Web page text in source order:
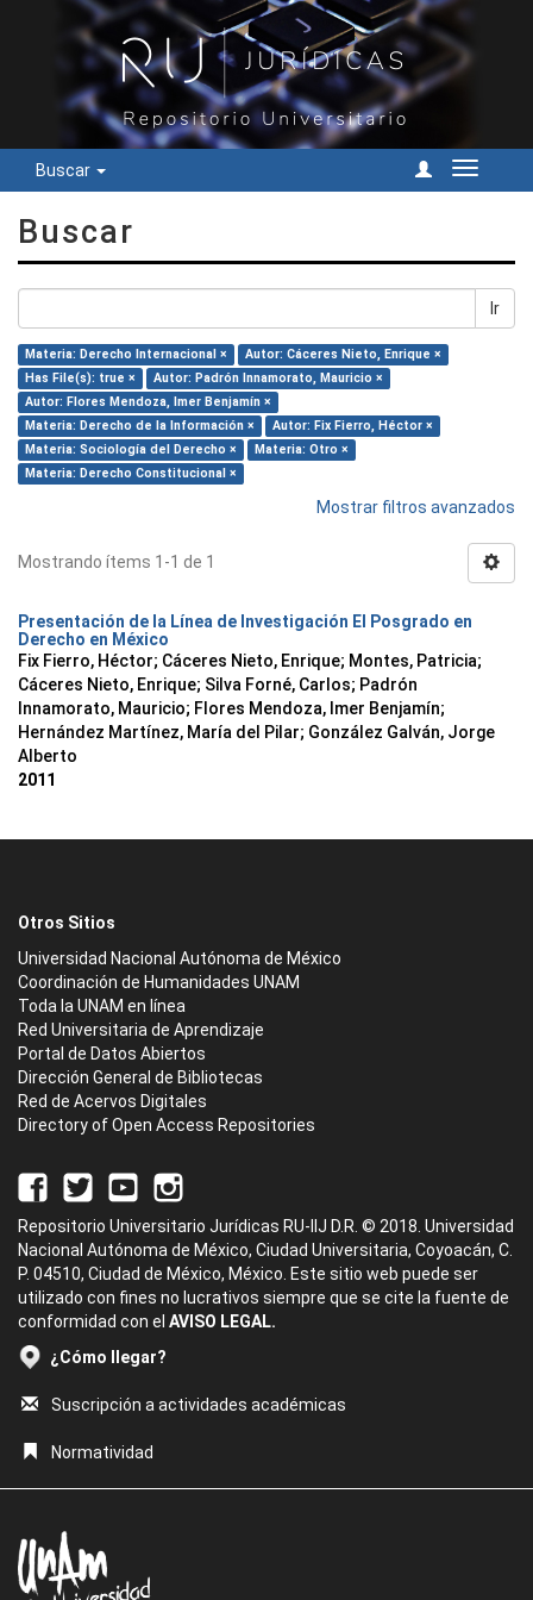
Buscar
Cambiar
Buscar
Ir
Materia: Derecho Internacional ×
Autor: Cáceres Nieto, Enrique ×
Has File(s): true ×
Autor: Padrón Innamorato, Mauricio ×
Autor: Flores Mendoza, Imer Benjamín ×
Materia: Derecho de la Información ×
Autor: Fix Fierro, Héctor ×
Materia: Sociología del Derecho ×
Materia: Otro ×
Materia: Derecho Constitucional ×
Mostrar filtros avanzados
Mostrando ítems 1-1 de 1
Presentación de la Línea de Investigación El Posgrado en
Derecho en México
Fix Fierro, Héctor; Cáceres Nieto, Enrique; Montes, Patricia;
Cáceres Nieto, Enrique; Silva Forné, Carlos; Padrón
Innamorato, Mauricio; Flores Mendoza, Imer Benjamín;
Hernández Martínez, María del Pilar; González Galván, Jorge
Alberto
2011
Otros Sitios
Universidad Nacional Autónoma de México
Coordinación de Humanidades UNAM
Toda la UNAM en línea
Red Universitaria de Aprendizaje
Portal de Datos Abiertos
Dirección General de Bibliotecas
Red de Acervos Digitales
Directory of Open Access Repositories
Repositorio Universitario Jurídicas RU-IIJ D.R. © 2018. Universidad
Nacional Autónoma de México, Ciudad Universitaria, Coyoacán, C.
P. 04510, Ciudad de México, México. Este sitio web puede ser
utilizado con fines no lucrativos siempre que se cite la fuente de
conformidad con el AVISO LEGAL.
¿Cómo llegar?
Suscripción a actividades académicas
Normatividad